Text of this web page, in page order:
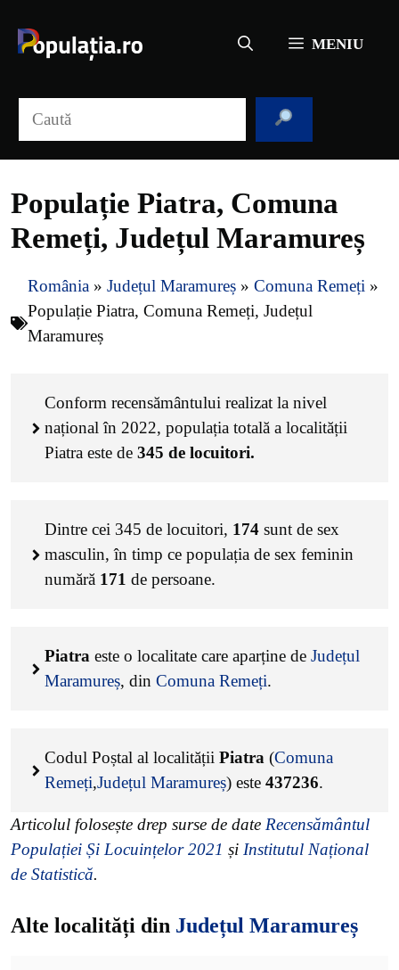
conținut
MENIU
Populație Piatra, Comuna
Remeți, Județul Maramureș
România » Județul Maramureș » Comuna Remeți »
Populație Piatra, Comuna Remeți, Județul
Maramureș
Conform recensământului realizat la nivel
național în 2022, populația totală a localității
Piatra este de 345 de locuitori.
Dintre cei 345 de locuitori, 174 sunt de sex
masculin, în timp ce populația de sex feminin
numără 171 de persoane.
Piatra este o localitate care aparține de Județul
Maramureș, din Comuna Remeți.
Codul Poștal al localității Piatra (Comuna
Remeți,Județul Maramureș) este 437236.
Articolul folosește drep surse de date Recensământul
Populației Și Locuințelor 2021 și Institutul Național
de Statistică.
Alte localități din Județul Maramureș